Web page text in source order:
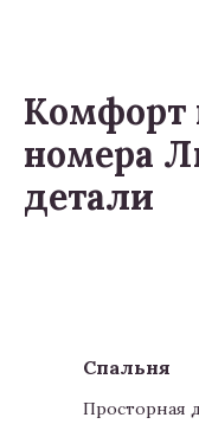
Комфорт
номера
детали
Спальня
Просторная